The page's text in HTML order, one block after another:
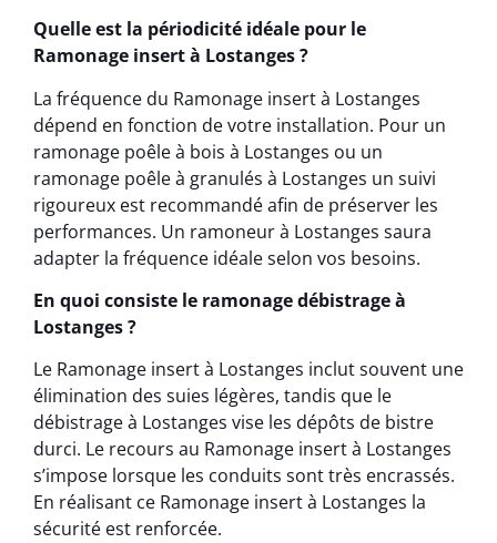
Quelle est la périodicité idéale pour le
Ramonage insert à Lostanges ?
La fréquence du Ramonage insert à Lostanges
dépend en fonction de votre installation. Pour un
ramonage poêle à bois à Lostanges ou un
ramonage poêle à granulés à Lostanges un suivi
rigoureux est recommandé afin de préserver les
performances. Un ramoneur à Lostanges saura
adapter la fréquence idéale selon vos besoins.
En quoi consiste le ramonage débistrage à
Lostanges ?
Le Ramonage insert à Lostanges inclut souvent une
élimination des suies légères, tandis que le
débistrage à Lostanges vise les dépôts de bistre
durci. Le recours au Ramonage insert à Lostanges
s’impose lorsque les conduits sont très encrassés.
En réalisant ce Ramonage insert à Lostanges la
sécurité est renforcée.